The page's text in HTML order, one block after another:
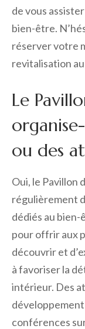
de vous
bien-être.
réserver votre
revitalisation
Le
ou des
Oui, le Pavillon
régulièrement
dédiés au
pour offrir aux
découvrir et
à favoriser la
intérieur. Des
conférences